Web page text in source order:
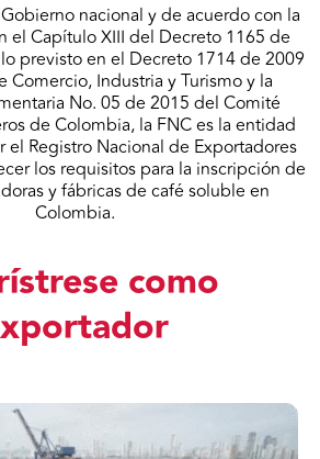
nacional y de acuerdo con la
el Capítulo XIII del Decreto 1165 de
previsto en el Decreto 1714 de 2009
Comercio, Industria y Turismo y la
No. 05 de 2015 del Comité
de Colombia, la FNC es la entidad
el Registro Nacional de Exportadores
los requisitos para la inscripción de
y fábricas de café soluble en
Colombia.
como